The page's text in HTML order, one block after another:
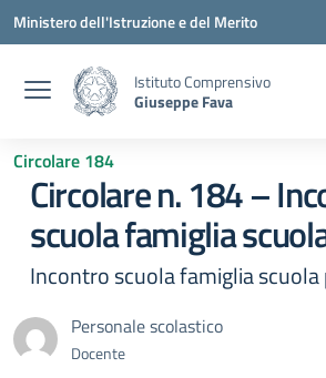
Vai ai contenuti
Vai al menu di navigazione
Vai al footer
Ministero dell'Istruzione e del Merito
Istituto Comprensivo
Giuseppe Fava
Circolare 184
Circolare n. 184 –
scuola famiglia
Incontro scuola famiglia
Personale scolastico
Docente